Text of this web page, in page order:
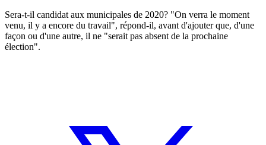
Sera-t-il candidat aux municipales de 2020? "On verra le moment
venu, il y a encore du travail", répond-il, avant d'ajouter que, d'une
façon ou d'une autre, il ne "serait pas absent de la prochaine
élection".